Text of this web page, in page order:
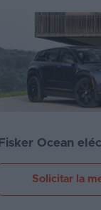
Fisker Ocean
Solicitar la